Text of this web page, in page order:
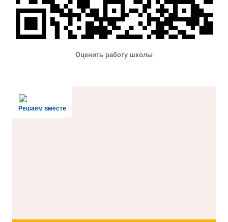
Оценить работу школы
Решаем вместе